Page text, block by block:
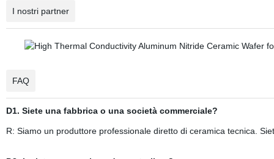
I nostri partner
FAQ
D1. Siete una fabbrica o una società commerciale?
R: Siamo un produttore professionale diretto di ceramica tecnica.